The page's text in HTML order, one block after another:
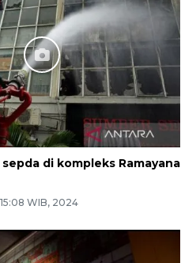
di kompleks Ramayana
WIB, 2024